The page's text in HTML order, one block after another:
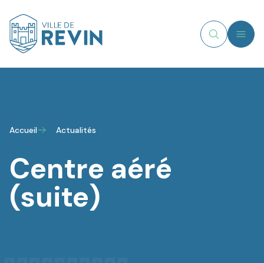
Recherche
MENU
Accueil Actualités
Centre aéré
(suite)